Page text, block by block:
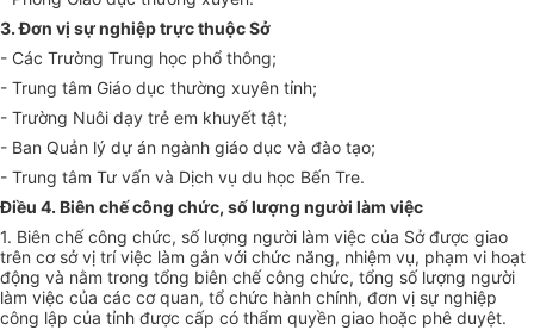
3. Đơn vị sự nghiệp trực thuộc Sở
- Các Trường Trung học phổ thông;
- Trung tâm Giáo dục thường xuyên tỉnh;
- Trường Nuôi dạy trẻ em khuyết tật;
- Ban Quản lý dự án ngành giáo dục và đào tạo;
- Trung tâm Tư vấn và Dịch vụ du học Bến Tre.
Điều 4. Biên chế công chức, số lượng người làm việc
1. Biên chế công chức, số lượng người làm việc của Sở được giao
trên cơ sở vị trí việc làm gắn với chức năng, nhiệm vụ, phạm vi hoạt
động và nằm trong tổng biên chế công chức, tổng số lượng người
làm việc của các cơ quan, tổ chức hành chính, đơn vị sự nghiệp
công lập của tỉnh được cấp có thẩm quyền giao hoặc phê duyệt.